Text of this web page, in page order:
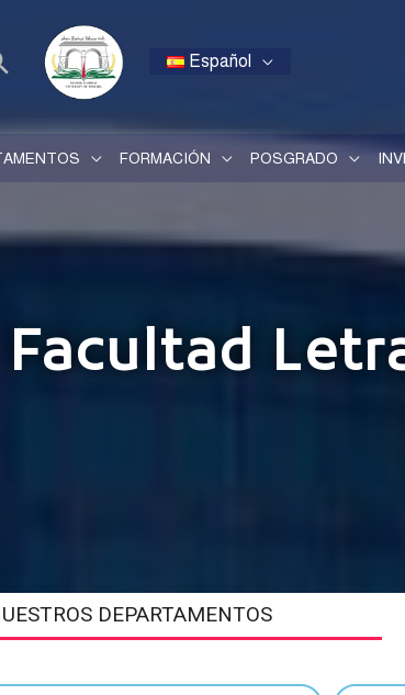
Español
FORMACIÓN POSGRADO
DEPARTAMENTOS